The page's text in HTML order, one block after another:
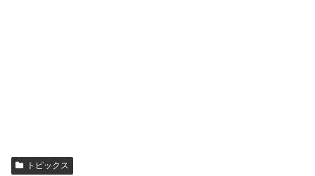
トピックス